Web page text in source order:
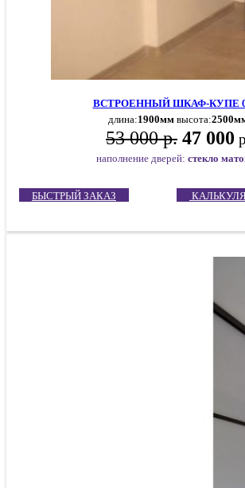
ВСТРОЕННЫЙ ШКАФ-КУПЕ
длина:1900мм высота:
53 000 р. 47 000
наполнение дверей: стекло
БЫСТРЫЙ ЗАКАЗ